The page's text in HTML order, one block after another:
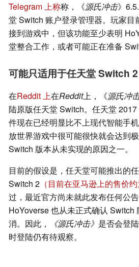
Telegram 上称称，《源氏冲击》
堂 Switch 账户登录管理器。玩家目
接到游戏中，但该功能至少表明
堂整合工作，或者可能正在准备
可能只适用于任天堂 Switch 2
在Reddit 上在Reddit上，《源氏冲
陆原版任天堂 Switch。任天堂
件现在已经明显比不上现代智能手
放世界游戏中很可能很快就会达到
Switch 版本从未实现的原因之一。
目前的假设是，任天堂可能推出的
Switch 2 （目前在亚马逊上的售价
过，最近官方尚未就此发布任何公
HoYoverse 也从未正式确认 Switch
消。因此，
《源氏冲击》 是否会登
时登陆仍有待观察。